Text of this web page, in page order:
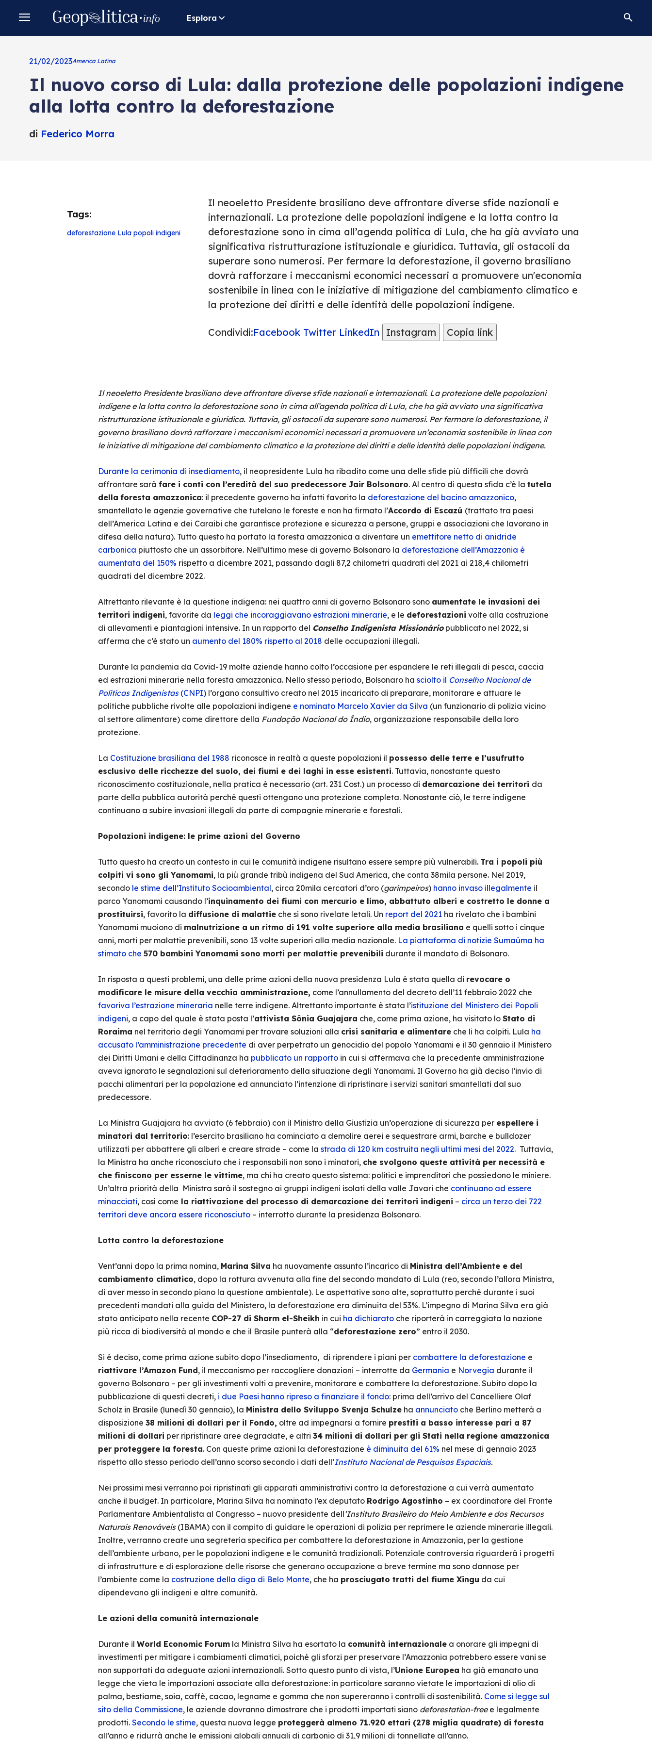
Esplora
21/02/2023America Latina
Il nuovo corso di Lula: dalla protezione delle popolazioni indigene
alla lotta contro la deforestazione
di Federico Morra
Tags:
deforestazione Lula popoli indigeni
Il neoeletto Presidente brasiliano deve affrontare diverse sfide nazionali e
internazionali. La protezione delle popolazioni indigene e la lotta contro la
deforestazione sono in cima all’agenda politica di Lula, che ha già avviato una
significativa ristrutturazione istituzionale e giuridica. Tuttavia, gli ostacoli da
superare sono numerosi. Per fermare la deforestazione, il governo brasiliano
dovrà rafforzare i meccanismi economici necessari a promuovere un'economia
sostenibile in linea con le iniziative di mitigazione del cambiamento climatico e
la protezione dei diritti e delle identità delle popolazioni indigene.
Condividi:Facebook Twitter LinkedIn Instagram Copia link
Il neoeletto Presidente brasiliano deve affrontare diverse sfide nazionali e internazionali. La protezione delle popolazioni
indigene e la lotta contro la deforestazione sono in cima all’agenda politica di Lula, che ha già avviato una significativa
ristrutturazione istituzionale e giuridica. Tuttavia, gli ostacoli da superare sono numerosi. Per fermare la deforestazione, il
governo brasiliano dovrà rafforzare i meccanismi economici necessari a promuovere un’economia sostenibile in linea con
le iniziative di mitigazione del cambiamento climatico e la protezione dei diritti e delle identità delle popolazioni indigene.
Durante la cerimonia di insediamento, il neopresidente Lula ha ribadito come una delle sfide più difficili che dovrà
affrontare sarà fare i conti con l’eredità del suo predecessore Jair Bolsonaro. Al centro di questa sfida c’è la tutela
della foresta amazzonica: il precedente governo ha infatti favorito la deforestazione del bacino amazzonico,
smantellato le agenzie governative che tutelano le foreste e non ha firmato l’Accordo di Escazú (trattato tra paesi
dell’America Latina e dei Caraibi che garantisce protezione e sicurezza a persone, gruppi e associazioni che lavorano in
difesa della natura). Tutto questo ha portato la foresta amazzonica a diventare un emettitore netto di anidride
carbonica piuttosto che un assorbitore. Nell’ultimo mese di governo Bolsonaro la deforestazione dell’Amazzonia è
aumentata del 150% rispetto a dicembre 2021, passando dagli 87,2 chilometri quadrati del 2021 ai 218,4 chilometri
quadrati del dicembre 2022.
Altrettanto rilevante è la questione indigena: nei quattro anni di governo Bolsonaro sono aumentate le invasioni dei
territori indigeni, favorite da leggi che incoraggiavano estrazioni minerarie, e le deforestazioni volte alla costruzione
di allevamenti e piantagioni intensive. In un rapporto del Conselho Indigenista Missionáriopubblicato nel 2022, si
afferma che c’è stato un aumento del 180% rispetto al 2018 delle occupazioni illegali.
Durante la pandemia da Covid-19 molte aziende hanno colto l’occasione per espandere le reti illegali di pesca, caccia
ed estrazioni minerarie nella foresta amazzonica. Nello stesso periodo, Bolsonaro ha sciolto il Conselho Nacional de
Políticas Indigenistas(CNPI)l’organo consultivo creato nel 2015 incaricato di preparare, monitorare e attuare le
politiche pubbliche rivolte alle popolazioni indigene e nominato Marcelo Xavier da Silva (un funzionario di polizia vicino
al settore alimentare) come direttore della Fundação Nacional do Índio, organizzazione responsabile della loro
protezione.
La Costituzione brasiliana del 1988 riconosce in realtà a queste popolazioni il possesso delle terre e l’usufrutto
esclusivo delle ricchezze del suolo, dei fiumi e dei laghi in esse esistenti. Tuttavia, nonostante questo
riconoscimento costituzionale, nella pratica è necessario (art. 231 Cost.) un processo di demarcazione dei territori da
parte della pubblica autorità perché questi ottengano una protezione completa. Nonostante ciò, le terre indigene
continuano a subire invasioni illegali da parte di compagnie minerarie e forestali.
Popolazioni indigene: le prime azioni del Governo
Tutto questo ha creato un contesto in cui le comunità indigene risultano essere sempre più vulnerabili. Tra i popoli più
colpiti vi sono gli Yanomami, la più grande tribù indigena del Sud America, che conta 38mila persone. Nel 2019,
secondo le stime dell’Instituto Socioambiental, circa 20mila cercatori d’oro (garimpeiros) hanno invaso illegalmente il
parco Yanomami causando l’inquinamento dei fiumi con mercurio e limo, abbattuto alberi e costretto le donne a
prostituirsi, favorito la diffusione di malattieche si sono rivelate letali. Un report del 2021ha rivelato che i bambini
Yanomami muoiono di malnutrizione a un ritmo di 191 volte superiore alla media brasiliana e quelli sotto i cinque
anni, morti per malattie prevenibili, sono 13 volte superiori alla media nazionale. La piattaforma di notizie Sumaúma ha
stimato che 570 bambini Yanomami sono morti per malattie prevenibili durante il mandato di Bolsonaro.
In risposta a questi problemi, una delle prime azioni della nuova presidenza Lula è stata quella di revocare o
modificare le misure della vecchia amministrazione, come l’annullamento del decreto dell’11 febbraio 2022 che
favoriva l’estrazione mineraria nelle terre indigene. Altrettanto importante è stata l’istituzione del Ministero dei Popoli
indigeni, a capo del quale è stata posta l’attivista Sônia Guajajara che, come prima azione, ha visitato lo Stato di
Roraima nel territorio degli Yanomami per trovare soluzioni alla crisi sanitaria e alimentareche li ha colpiti. Lula ha
accusato l’amministrazione precedente di aver perpetrato un genocidio del popolo Yanomami e il 30 gennaio il Ministero
dei Diritti Umani e della Cittadinanza ha pubblicato un rapportoin cui si affermava che la precedente amministrazione
aveva ignorato le segnalazioni sul deterioramento della situazione degli Yanomami. Il Governo ha già deciso l’invio di
pacchi alimentari per la popolazione ed annunciato l’intenzione di ripristinare i servizi sanitari smantellati dal suo
predecessore.
La Ministra Guajajara ha avviato (6 febbraio) con il Ministro della Giustizia un’operazione di sicurezza per espellere i
minatori dal territorio: l’esercito brasiliano ha cominciato a demolire aerei e sequestrare armi, barche e bulldozer
utilizzati per abbattere gli alberi e creare strade – come la strada di 120 km costruita negli ultimi mesi del 2022. Tuttavia,
la Ministra ha anche riconosciuto che i responsabili non sono i minatori, che svolgono queste attività per necessità e
che finiscono per esserne le vittime, ma chi ha creato questo sistema: politici e imprenditori che possiedono le miniere.
Un’altra priorità della Ministra sarà il sostegno ai gruppi indigeni isolati della valle Javari che continuano ad essere
minacciati, così come la riattivazione del processo di demarcazione dei territori indigeni – circa un terzo dei 722
territori deve ancora essere riconosciuto– interrotto durante la presidenza Bolsonaro.
Lotta contro la deforestazione
Vent’anni dopo la prima nomina, Marina Silva ha nuovamente assunto l’incarico di Ministra dell’Ambiente e del
cambiamento climatico, dopo la rottura avvenuta alla fine del secondo mandato di Lula (reo, secondo l’allora Ministra,
di aver messo in secondo piano la questione ambientale). Le aspettative sono alte, soprattutto perché durante i suoi
precedenti mandati alla guida del Ministero, la deforestazione era diminuita del 53%. L’impegno di Marina Silva era già
stato anticipato nella recente COP-27 di Sharm el-Sheikh in cui ha dichiaratoche riporterà in carreggiata la nazione
più ricca di biodiversità al mondo e che il Brasile punterà alla “deforestazione zero” entro il 2030.
Si è deciso, come prima azione subito dopo l’insediamento, di riprendere i piani per combattere la deforestazione e
riattivare l’Amazon Fund, il meccanismo per raccogliere donazioni – interrotte da Germania e Norvegia durante il
governo Bolsonaro – per gli investimenti volti a prevenire, monitorare e combattere la deforestazione. Subito dopo la
pubblicazione di questi decreti, i due Paesi hanno ripreso a finanziare il fondo: prima dell’arrivo del Cancelliere Olaf
Scholz in Brasile (lunedì 30 gennaio), la Ministra dello Sviluppo Svenja Schulzeha annunciatoche Berlino metterà a
disposizione 38 milioni di dollari per il Fondo, oltre ad impegnarsi a fornire prestiti a basso interesse pari a 87
milioni di dollari per ripristinare aree degradate, e altri 34 milioni di dollari per gli Stati nella regione amazzonica
per proteggere la foresta. Con queste prime azioni la deforestazione è diminuita del 61% nel mese di gennaio 2023
rispetto allo stesso periodo dell’anno scorso secondo i dati dell’Instituto Nacional de Pesquisas Espaciais.
Nei prossimi mesi verranno poi ripristinati gli apparati amministrativi contro la deforestazione a cui verrà aumentato
anche il budget. In particolare, Marina Silva ha nominato l’ex deputato Rodrigo Agostinho – ex coordinatore del Fronte
Parlamentare Ambientalista al Congresso – nuovo presidente dell’Instituto Brasileiro do Meio Ambiente e dos Recursos
Naturais Renováveis(IBAMA) con il compito di guidare le operazioni di polizia per reprimere le aziende minerarie illegali.
Inoltre, verranno create una segreteria specifica per combattere la deforestazione in Amazzonia, per la gestione
dell’ambiente urbano, per le popolazioni indigene e le comunità tradizionali. Potenziale controversia riguarderà i progetti
di infrastrutture e di esplorazione delle risorse che generano occupazione a breve termine ma sono dannose per
l’ambiente come la costruzione della diga di Belo Monte, che ha prosciugato tratti del fiume Xingu da cui
dipendevano gli indigeni e altre comunità.
Le azioni della comunità internazionale
Durante il World Economic Forumla Ministra Silva ha esortato la comunità internazionalea onorare gli impegni di
investimenti per mitigare i cambiamenti climatici, poiché gli sforzi per preservare l’Amazzonia potrebbero essere vani se
non supportati da adeguate azioni internazionali. Sotto questo punto di vista, l’Unione Europea ha già emanato una
legge che vieta le importazioni associate alla deforestazione: in particolare saranno vietate le importazioni di olio di
palma, bestiame, soia, caffè, cacao, legname e gomma che non supereranno i controlli di sostenibilità. Come si legge sul
sito della Commissione, le aziende dovranno dimostrare che i prodotti importati siano deforestation-freee legalmente
prodotti. Secondo le stime, questa nuova legge proteggerà almeno 71.920 ettari (278 miglia quadrate) di foresta
all’anno e ridurrà anche le emissioni globali annuali di carbonio di 31,9 milioni di tonnellate all’anno.